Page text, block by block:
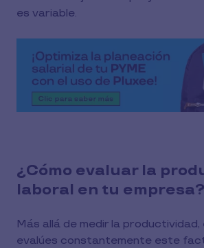
es variable.
¿Cómo evaluar la
laboral en tu empresa?
Más allá de medir la productividad,
evalúes constantemente este